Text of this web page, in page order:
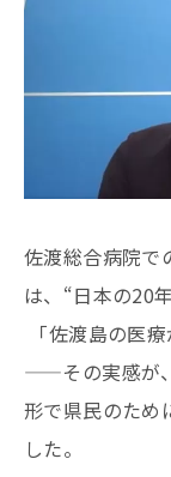
佐渡総合病院で
は、“日本の20
「佐渡島の医
——その実感が
形で県民のため
した。